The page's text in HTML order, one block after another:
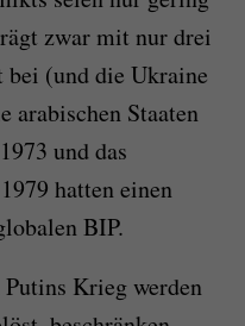
zwar mit nur drei
(und die Ukraine
arabischen Staaten
und das
hatten einen
BIP.
Krieg werden